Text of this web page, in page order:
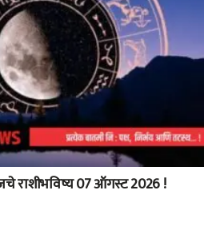
राशीभविष्य 07 ऑगस्ट 2026 !